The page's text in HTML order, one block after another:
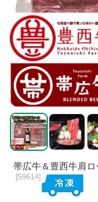
帯広牛＆豊西牛肩
[59614]